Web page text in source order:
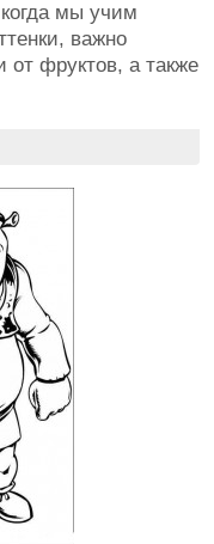
мы учим
важно
от фруктов, а также